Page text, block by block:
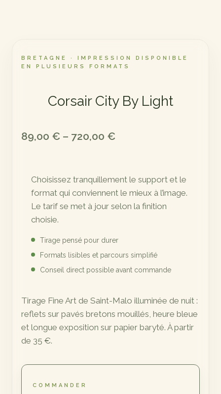
BRETAGNE · IMPRESSION DISPONIBLE
EN PLUSIEURS FORMATS
Corsair City By Light
89,00 € – 720,00 €
Plage
89,00 €
720,00 €
Choisissez tranquillement le support et le
format qui conviennent le mieux à l’image.
Le tarif se met à jour selon la finition
choisie.
Tirage pensé pour durer
Formats lisibles et parcours simplifié
Conseil direct possible avant commande
Tirage Fine Art de Saint-Malo illuminée de nuit :
reflets sur pavés bretons mouillés, heure bleue
et longue exposition sur papier baryté. À partir
de 35 €.
COMMANDER